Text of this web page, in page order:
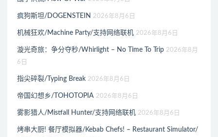
疯狗斯坦/DOGENSTEIN 2026年8月6日
机械狂欢/Machine Party/支持网络联机 2026年8月6日
漩光奇旅：争分夺秒/Whirlight – No Time To Trip 2026年8月
6日
指尖碎裂/Typing Break 2026年8月6日
帝国幻想乡/TOHOTOPIA 2026年8月6日
雾影猎人/Mistfall Hunter/支持网络联机 2026年8月6日
烤串大厨! 餐厅模拟器/Kebab Chefs! – Restaurant Simulator/